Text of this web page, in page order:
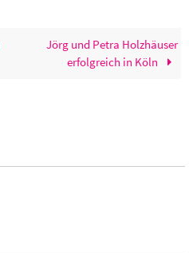
Jörg und Petra Holzhäuser
erfolgreich in Köln